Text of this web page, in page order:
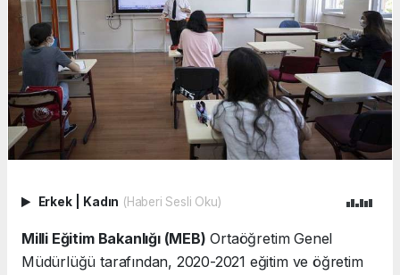
Erkek Kadın (Haberi Sesli Oku)
Milli Eğitim Bakanlığı (MEB) Ortaöğretim Genel
Müdürlüğü tarafından, 2020-2021 eğitim ve öğretim